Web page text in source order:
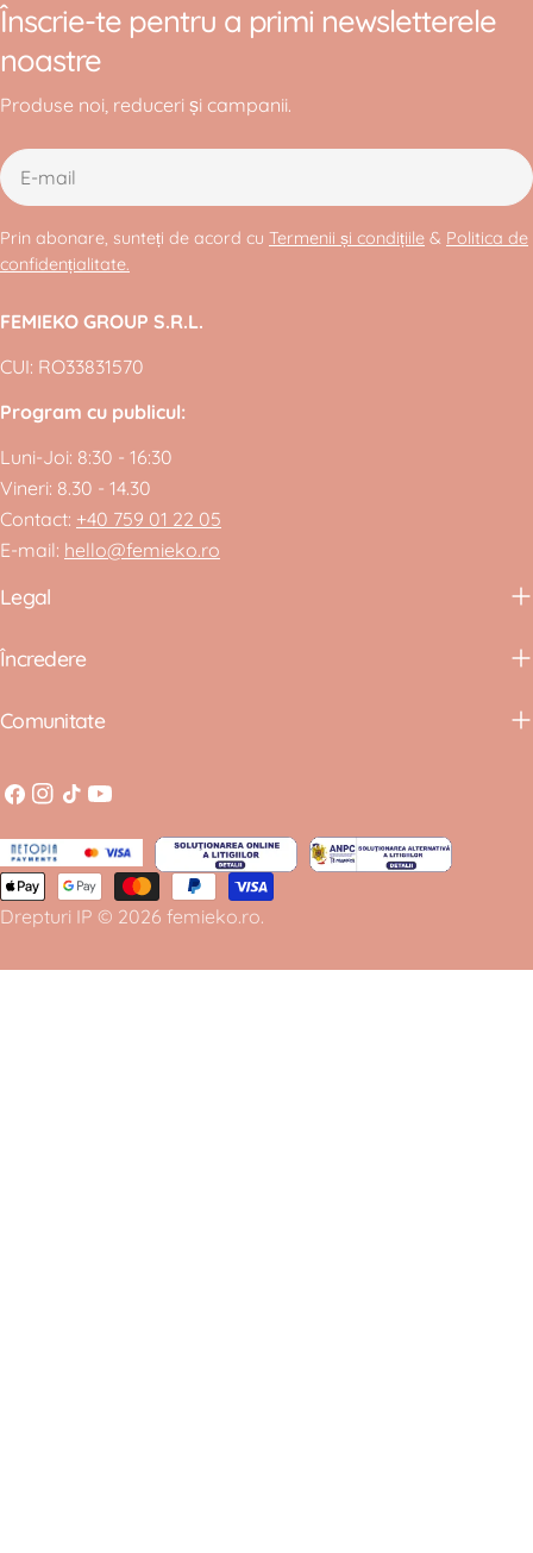
FEMIEKO GROUP S.R.L.
CUI: RO33831570
Program cu publicul:
Luni-Joi: 8:30 - 16:30
Vineri: 8.30 - 14.30
Contact: +40 759 01 22 05
E-mail: hello@femieko.ro
Legal
Încredere
Comunitate
Înscrie-te pentru a primi newsletterele
noastre
Produse noi, reduceri și campanii.
E-
mail
Prin abonare, sunteți de acord cu Termenii și condițiile & Politica de
confidențialitate.
Facebook
Instagram
TiktokYouTube
Drepturi IP © 2026 femieko.ro.
Metode
de